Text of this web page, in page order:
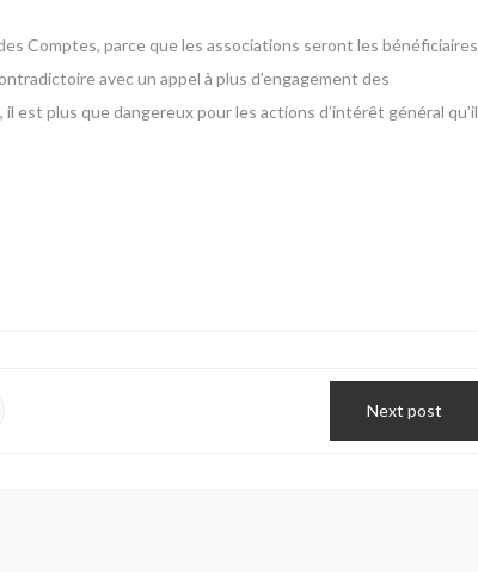
Comptes, parce que les associations seront les bénéficiaires
avec un appel à plus d’engagement des
plus que dangereux pour les actions d’intérêt général qu’il
Next post